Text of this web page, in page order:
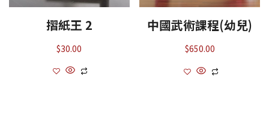
摺紙王 2
$30.00
中國武術課程(幼兒)
$650.00